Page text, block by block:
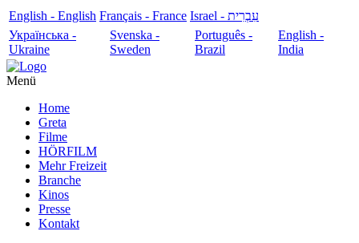
English - English Français - France
עִבְרִית - Israel
Українська -
Ukraine
Svenska -
Sweden
Português -
Brazil
English -
India
Menü
Home
Greta
Filme
HÖRFILM
Mehr Freizeit
Branche
Kinos
Presse
Kontakt